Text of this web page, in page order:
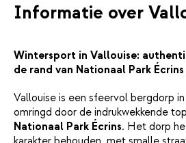
Informatie over
Wintersport in Vallouise:
de rand van Nationaal Park Écrins
Vallouise is een sfeervol bergdorp
omringd door de indrukwekkende
Nationaal Park Écrins. Het dorp